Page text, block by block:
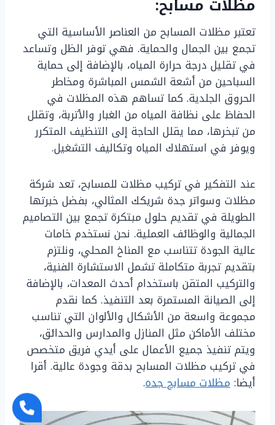
مظلات مسابح:
تعتبر مظلات المسابح من العناصر الأساسية التي
تجمع بين الجمال والحماية. فهي توفر الظل وتساعد
في تقليل درجة حرارة المياه، بالإضافة إلى حماية
السباحين من أشعة الشمس المباشرة ومخاطر
الحروق الجلدية. كما تساهم هذه المظلات في
الحفاظ على نظافة المياه من الغبار والأتربة، وتقلل
من تبخرها، مما يقلل الحاجة إلى التنظيف المتكرر
ويوفر في استهلاك المياه وتكاليف التشغيل.
عند التفكير في تركيب مظلات للمسابح، تعد شركة
مظلات وسواتر جدة شريكك المثالي، بفضل خبرتها
الطويلة في تقديم حلول مبتكرة تجمع بين التصاميم
الجمالية والوظائف العملية. نحن نستخدم خامات
عالية الجودة تتناسب مع المناخ المحلي، ونلتزم
بتقديم تجربة متكاملة تشمل الاستشارة الفنية،
والتركيب المتقن باستخدام أحدث المعدات، بالإضافة
إلى الصيانة المستمرة بعد التنفيذ. كما نقدم
مجموعة واسعة من الأشكال والألوان التي تناسب
مختلف الأماكن مثل المنازل والمدارس والحدائق،
ويتم تنفيذ جميع الأعمال على أيدي فريق متخصص
في تركيب مظلات المسابح بدقة وجودة عالية. أقرا
أيضا: مظلات مسابح جده.